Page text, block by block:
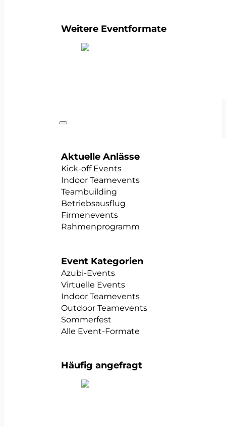
Weitere Eventformate
Aktuelle Anlässe
Kick-off Events
Indoor Teamevents
Teambuilding
Betriebsausflug
Firmenevents
Rahmenprogramm
Event Kategorien
Azubi-Events
Virtuelle Events
Indoor Teamevents
Outdoor Teamevents
Sommerfest
Alle Event-Formate
Häufig angefragt